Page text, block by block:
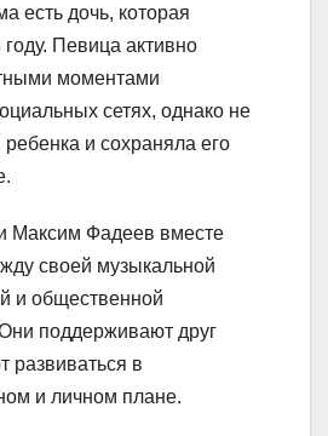
есть дочь, которая
Певица активно
моментами
сетях, однако не
и сохраняла его
Максим Фадеев вместе
своей музыкальной
и общественной
поддерживают друг
развиваться в
и личном плане.